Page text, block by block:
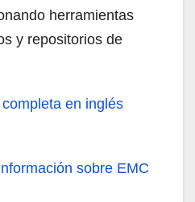
herramientas
y repositorios de
en inglés
sobre EMC